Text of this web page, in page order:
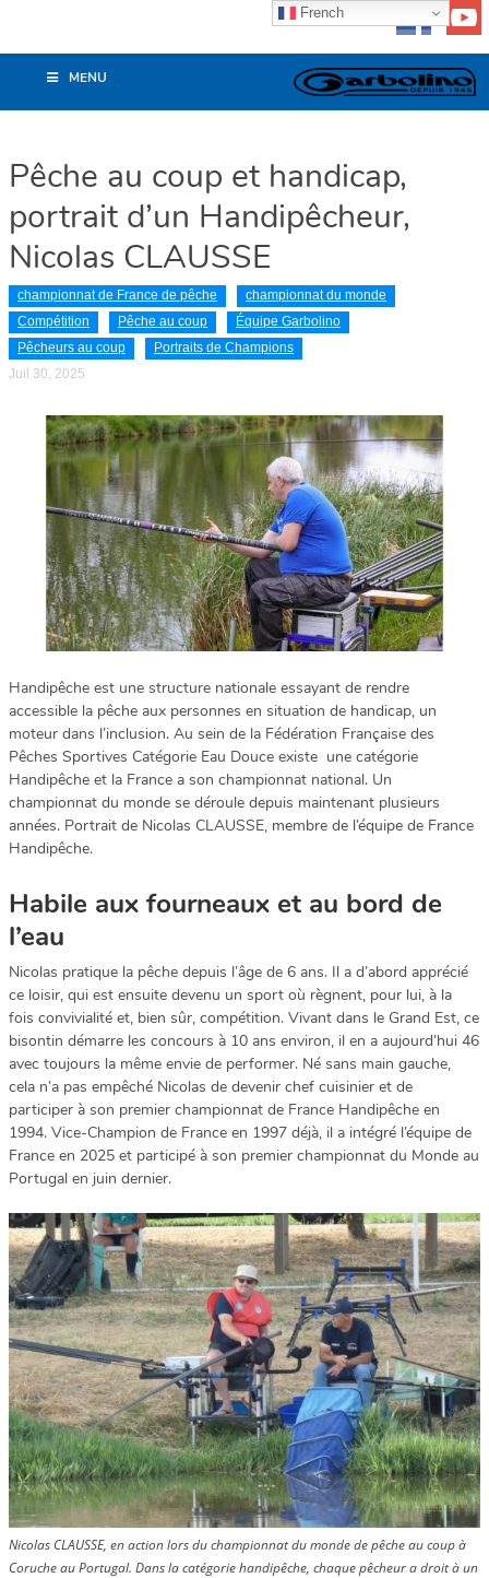
MENU
Pêche au coup et handicap,
portrait d’un Handipêcheur,
Nicolas CLAUSSE
championnat de France de pêche
championnat du monde
Compétition
Pêche au coup
Équipe Garbolino
Pêcheurs au coup
Portraits de Champions
Juil 30, 2025
Handipêche est une structure nationale essayant de rendre
accessible la pêche aux personnes en situation de handicap, un
moteur dans l’inclusion. Au sein de la Fédération Française des
Pêches Sportives Catégorie Eau Douce existe une catégorie
Handipêche et la France a son championnat national. Un
championnat du monde se déroule depuis maintenant plusieurs
années. Portrait de Nicolas CLAUSSE, membre de l’équipe de France
Handipêche.
Habile aux fourneaux et au bord de
l’eau
Nicolas pratique la pêche depuis l’âge de 6 ans. Il a d’abord apprécié
ce loisir, qui est ensuite devenu un sport où règnent, pour lui, à la
fois convivialité et, bien sûr, compétition. Vivant dans le Grand Est, ce
bisontin démarre les concours à 10 ans environ, il en a aujourd’hui 46
avec toujours la même envie de performer. Né sans main gauche,
cela n’a pas empêché Nicolas de devenir chef cuisinier et de
participer à son premier championnat de France Handipêche en
1994. Vice-Champion de France en 1997 déjà, il a intégré l’équipe de
France en 2025 et participé à son premier championnat du Monde au
Portugal en juin dernier.
Nicolas CLAUSSE, en action lors du championnat du monde de pêche au coup à
Coruche au Portugal. Dans la catégorie handipêche, chaque pêcheur a droit à un
French